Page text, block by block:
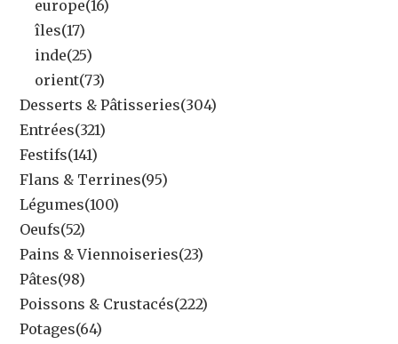
europe(16)
îles(17)
inde(25)
orient(73)
Desserts & Pâtisseries(304)
Entrées(321)
Festifs(141)
Flans & Terrines(95)
Légumes(100)
Oeufs(52)
Pains & Viennoiseries(23)
Pâtes(98)
Poissons & Crustacés(222)
Potages(64)